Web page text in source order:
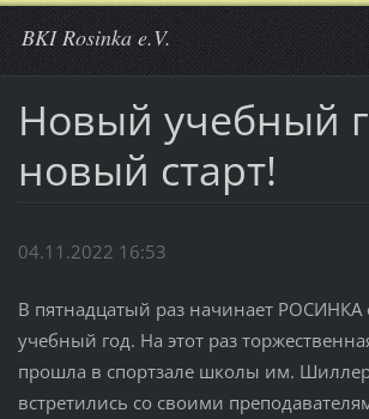
BKI Rosinka e.V.
Новый учебный
новый старт!
04.11.2022 16:53
В пятнадцатый раз начинает РОСИНКА
учебный год. На этот раз
прошла в спортзале школы им.
встретились со своими